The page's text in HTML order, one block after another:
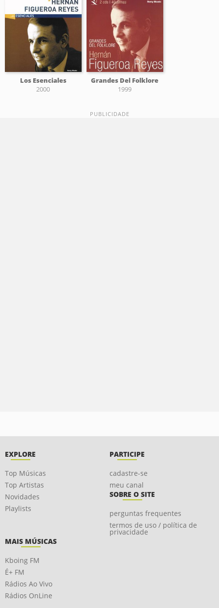
Los Esenciales
2000
Grandes Del Folklore
1999
EXPLORE
Top Músicas
Top Artistas
Novidades
Playlists
PARTICIPE
cadastre-se
meu canal
SOBRE O SITE
perguntas frequentes
termos de uso / política de
privacidade
MAIS MÚSICAS
Kboing FM
É+ FM
Rádios Ao Vivo
Rádios OnLine